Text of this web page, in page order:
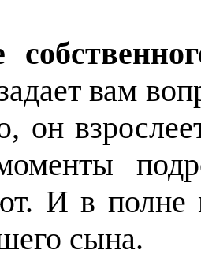
вам
он
И в полне
сына.